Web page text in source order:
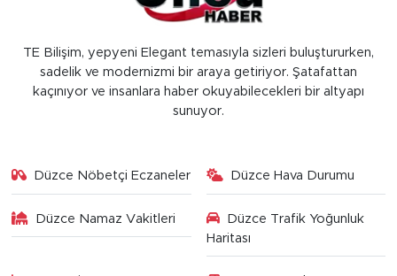
TE Bilişim, yepyeni Elegant temasıyla sizleri buluştururken,
sadelik ve modernizmi bir araya getiriyor. Şatafattan
kaçınıyor ve insanlara haber okuyabilecekleri bir altyapı
sunuyor.
Düzce Nöbetçi Eczaneler Düzce Hava Durumu
Düzce Namaz Vakitleri
Düzce Trafik Yoğunluk
Haritası